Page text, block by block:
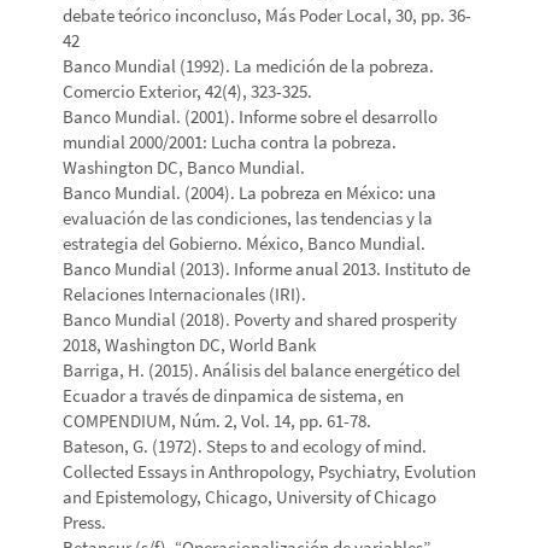
debate teórico inconcluso, Más Poder Local, 30, pp. 36-
42
Banco Mundial (1992). La medición de la pobreza.
Comercio Exterior, 42(4), 323-325.
Banco Mundial. (2001). Informe sobre el desarrollo
mundial 2000/2001: Lucha contra la pobreza.
Washington DC, Banco Mundial.
Banco Mundial. (2004). La pobreza en México: una
evaluación de las condiciones, las tendencias y la
estrategia del Gobierno. México, Banco Mundial.
Banco Mundial (2013). Informe anual 2013. Instituto de
Relaciones Internacionales (IRI).
Banco Mundial (2018). Poverty and shared prosperity
2018, Washington DC, World Bank
Barriga, H. (2015). Análisis del balance energético del
Ecuador a través de dinpamica de sistema, en
COMPENDIUM, Núm. 2, Vol. 14, pp. 61-78.
Bateson, G. (1972). Steps to and ecology of mind.
Collected Essays in Anthropology, Psychiatry, Evolution
and Epistemology, Chicago, University of Chicago
Press.